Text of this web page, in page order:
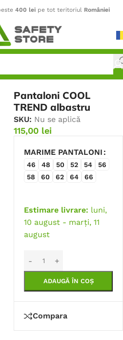
400 lei pe tot teritoriul României
mări
Pantaloni COOL
TREND albastru
SKU: Nu se aplică
115,00 lei
MARIME PANTALONI
46 48 50 52 54
56
58
60 62 64 66
Estimare livrare: luni,
10 august - marți, 11
august
ADAUGĂ ÎN COȘ
Compara